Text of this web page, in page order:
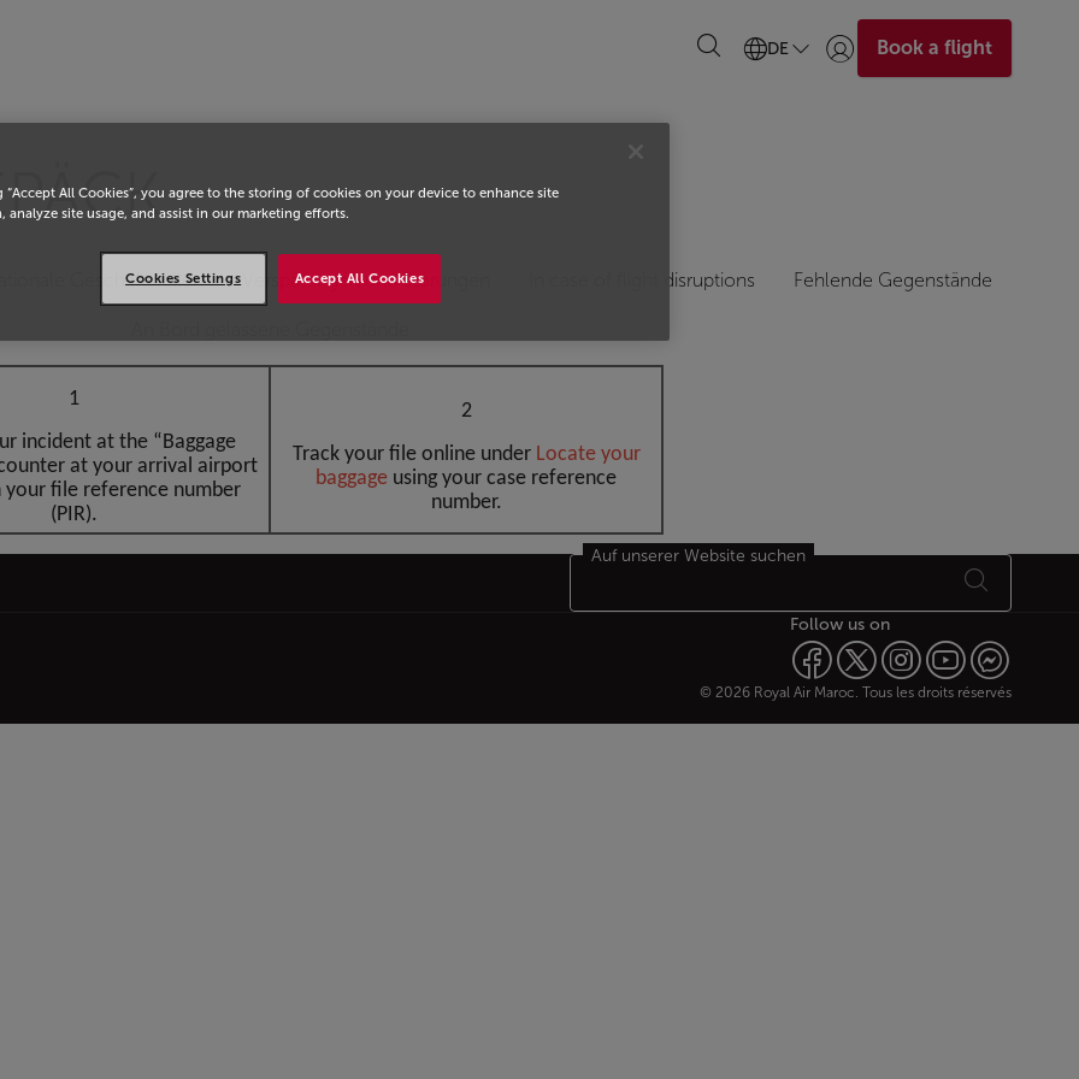
DE Anmelden | Beitreten)
Book a flight
Geschäftstellen Verspätungen und Störungen In case of flight disruptions Fehlende Gegenstände
1
incident at the “Baggage
at your arrival airport
your file reference number
(PIR).
2
Track your file online under Locate your
baggage using your case reference
number.
Auf unserer Website suchen
Follow us on
© 2026 Royal Air Maroc. Tous les droits réservés
“Accept All Cookies”, you agree to the storing of cookies on your device to enhance site
analyze site usage, and assist in our marketing efforts.
Accept All Cookies
Cookies Settings